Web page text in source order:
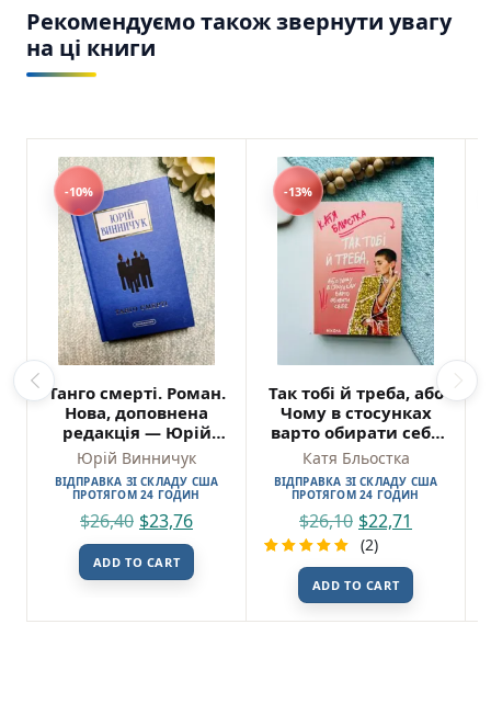
Рекомендуємо також звернути увагу
на ці книги
-10%
Танго смерті. Роман.
Нова, доповнена
редакція — Юрій
Винничук
Юрій Винничук
ВІДПРАВКА ЗІ СКЛАДУ США
ПРОТЯГОМ 24 ГОДИН
$26,40 $23,76
ADD TO CART
-13%
Так тобі й треба, або
Чому в стосунках
варто обирати себе
— Катя Бльостка
Катя Бльостка
ВІДПРАВКА ЗІ СКЛАДУ США
ПРОТЯГОМ 24 ГОДИН
$26,10 $22,71
5.00 out
based on
(2)
ADD TO CART